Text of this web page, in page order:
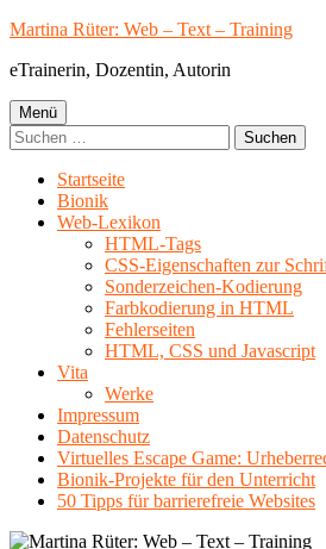
Springe
Inhalt
Martina Rüter: Web – Text – Training
eTrainerin, Dozentin, Autorin
Primäres
Menü
Menü
Suchen
nach:
Startseite
Bionik
Web-Lexikon
HTML-Tags
CSS-Eigenschaften zur
Sonderzeichen-Kodierung
Farbkodierung in HTML
Fehlerseiten
HTML, CSS und Javascript
Vita
Werke
Impressum
Datenschutz
Virtuelles Escape Game:
Bionik-Projekte für den Unterricht
50 Tipps für barrierefreie Websites